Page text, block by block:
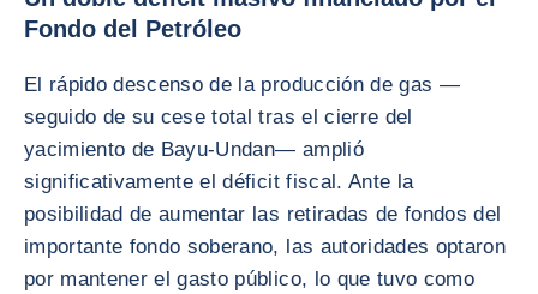
Fondo del Petróleo
El rápido descenso de la producción de gas —
seguido de su cese total tras el cierre del
yacimiento de Bayu-Undan— amplió
significativamente el déficit fiscal. Ante la
posibilidad de aumentar las retiradas de fondos del
importante fondo soberano, las autoridades optaron
por mantener el gasto público, lo que tuvo como